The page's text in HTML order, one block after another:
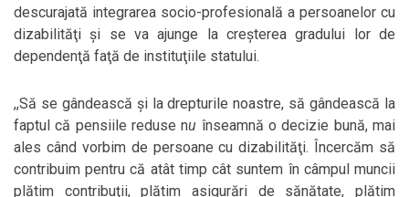
descurajată integrarea socio-profesională a persoanelor cu
dizabilităţi şi se va ajunge la creşterea gradului lor de
dependenţă faţă de instituţiile statului.
,,Să se gândească şi la drepturile noastre, să gândească la
faptul că pensiile reduse nu înseamnă o decizie bună, mai
ales când vorbim de persoane cu dizabilităţi. Încercăm să
contribuim pentru că atât timp cât suntem în câmpul muncii
plătim contribuţii, plătim asigurări de sănătate, plătim